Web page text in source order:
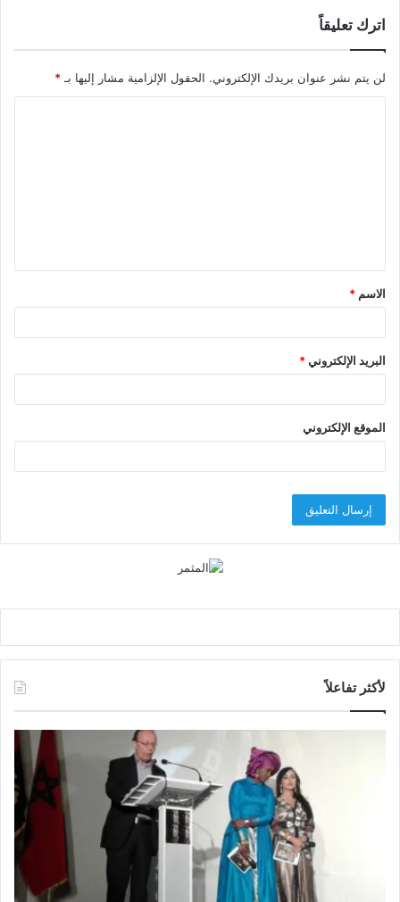
اترك تعليقاً
لن يتم نشر عنوان بريدك الإلكتروني. الحقول الإلزامية مشار إليها بـ*
ق
*
الاسم *
البريد الإلكتروني*
الموقع الإلكتروني
لأكثر تفاعلاً